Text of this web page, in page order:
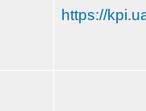
https://